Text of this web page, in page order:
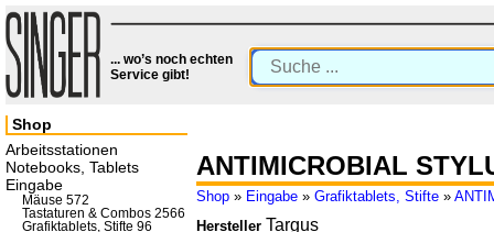
... wo’s noch echten
Service gibt!
ANTIMICROBIAL
Shop » Eingabe » Grafiktablets, Stifte »
Hersteller Targus
Shop
Arbeitsstationen
Notebooks, Tablets
Eingabe
Mäuse 572
Tastaturen & Combos 2566
Grafiktablets, Stifte 96